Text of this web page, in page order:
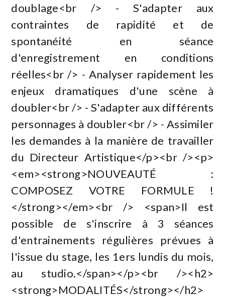
doublage<br /> - S'adapter aux
contraintes de rapidité et de
spontanéité en séance
d'enregistrement en conditions
réelles<br /> - Analyser rapidement les
enjeux dramatiques d'une scène à
doubler<br /> - S'adapter aux différents
personnages à doubler<br /> - Assimiler
les demandes à la manière de travailler
du Directeur Artistique</p><br /><p>
<em><strong>NOUVEAUTÉ :
COMPOSEZ VOTRE FORMULE !
</strong></em><br /> <span>Il est
possible de s'inscrire à 3 séances
d'entrainements régulières prévues à
l'issue du stage, les 1ers lundis du mois,
au studio.</span></p><br /><h2>
<strong>MODALITÉS</strong></h2>